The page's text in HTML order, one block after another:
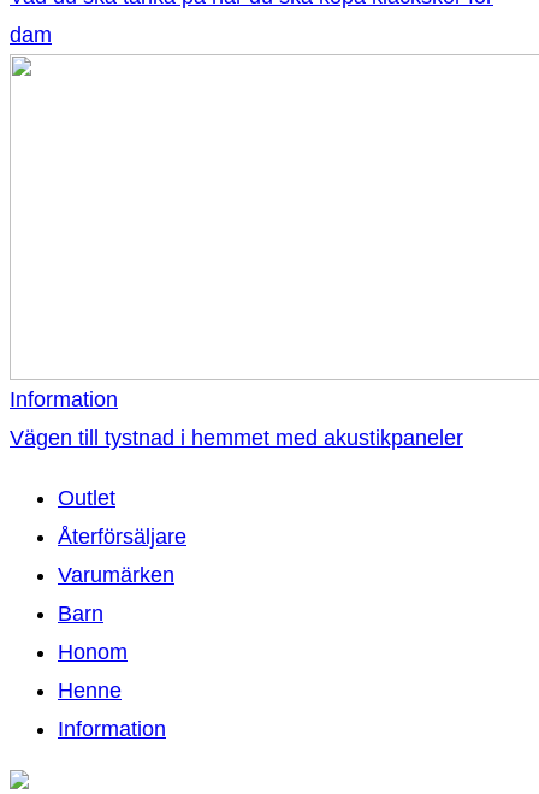
dam
Information
Vägen till tystnad i hemmet med akustikpaneler
Outlet
Återförsäljare
Varumärken
Barn
Honom
Henne
Information